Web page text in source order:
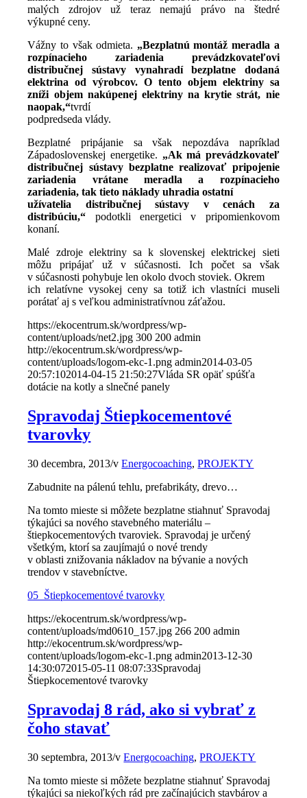
malých zdrojov už teraz nemajú právo na štedré
výkupné ceny.
Vážny to však odmieta. „Bezplatnú montáž meradla a
rozpínacieho zariadenia prevádzkovateľovi
distribučnej sústavy vynahradí bezplatne dodaná
elektrina od výrobcov. O tento objem elektriny sa
zníži objem nakúpenej elektriny na krytie strát, nie
naopak,“tvrdí
podpredseda vlády.
Bezplatné pripájanie sa však nepozdáva napríklad
Západoslovenskej energetike. „Ak má prevádzkovateľ
distribučnej sústavy bezplatne realizovať pripojenie
zariadenia vrátane meradla a rozpínacieho
zariadenia, tak tieto náklady uhradia ostatní
užívatelia distribučnej sústavy v cenách za
distribúciu,“ podotkli energetici v pripomienkovom
konaní.
Malé zdroje elektriny sa k slovenskej elektrickej sieti
môžu pripájať už v súčasnosti. Ich počet sa však
v súčasnosti pohybuje len okolo dvoch stoviek. Okrem
ich relatívne vysokej ceny sa totiž ich vlastníci museli
porátať aj s veľkou administratívnou záťažou.
https://ekocentrum.sk/wordpress/wp-
content/uploads/net2.jpg 300 200 admin
http://ekocentrum.sk/wordpress/wp-
content/uploads/logom-ekc-1.png admin2014-03-05
20:57:102014-04-15 21:50:27Vláda SR opäť spúšťa
dotácie na kotly a slnečné panely
Spravodaj Štiepkocementové
tvarovky
30 decembra, 2013/vEnergocoaching,PROJEKTY
Zabudnite na pálenú tehlu, prefabrikáty, drevo…
Na tomto mieste si môžete bezplatne stiahnuť Spravodaj
týkajúci sa nového stavebného materiálu –
štiepkocementových tvaroviek. Spravodaj je určený
všetkým, ktorí sa zaujímajú o nové trendy
v oblasti znižovania nákladov na bývanie a nových
trendov v stavebníctve.
05_Štiepkocementové tvarovky
https://ekocentrum.sk/wordpress/wp-
content/uploads/md0610_157.jpg 266 200 admin
http://ekocentrum.sk/wordpress/wp-
content/uploads/logom-ekc-1.png admin2013-12-30
14:30:072015-05-11 08:07:33Spravodaj
Štiepkocementové tvarovky
Spravodaj 8 rád, ako si vybrať z
čoho stavať
30 septembra, 2013/vEnergocoaching,PROJEKTY
Na tomto mieste si môžete bezplatne stiahnuť Spravodaj
týkajúci sa niekoľkých rád pre začínajúcich stavbárov a